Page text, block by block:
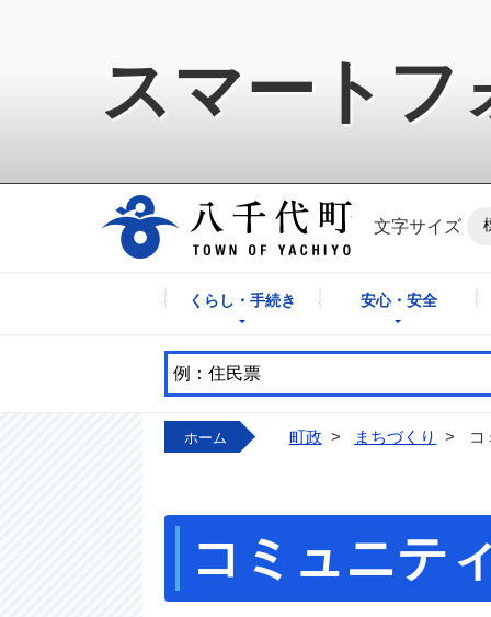
スマートフ
八千代町公式ホ
文字サイズ
くらし・手続き 安心・安全
ホーム 町政 > まちづくり > コ
コミュニテ